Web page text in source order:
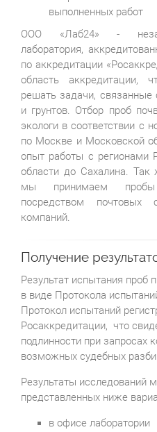
выполненных работ
ООО «Лаб24» -
лаборатория,
по аккредитации
область аккредитации,
решать задачи,
и грунтов. Отбор проб
экологи в соответствии с
по Москве и Московской
опыт работы с регионами
области до Сахалина. Так
мы принимаем пробы
посредством почтовых
компаний.
Получение
Результат испытания проб
в виде Протокола
Протокол испытаний
Росаккредитации, что
подлинности при запросах
возможных судебных
Результаты исследований
представленных ниже
в офисе лаборатории